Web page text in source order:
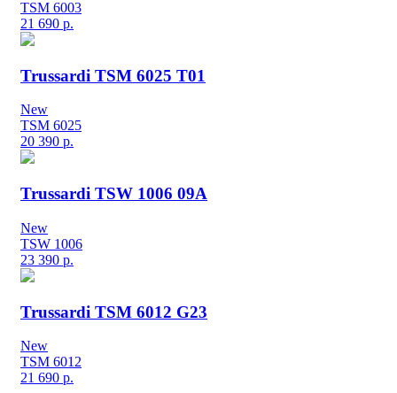
TSM 6003
21 690 р.
Trussardi TSM 6025 T01
New
TSM 6025
20 390 р.
Trussardi TSW 1006 09A
New
TSW 1006
23 390 р.
Trussardi TSM 6012 G23
New
TSM 6012
21 690 р.